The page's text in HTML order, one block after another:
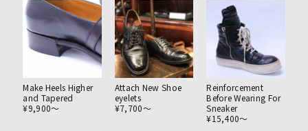
Make Heels Higher
and Tapered
¥9,900〜
Attach New Shoe
eyelets
¥7,700〜
Reinforcement
Before Wearing For
Sneaker
¥15,400〜